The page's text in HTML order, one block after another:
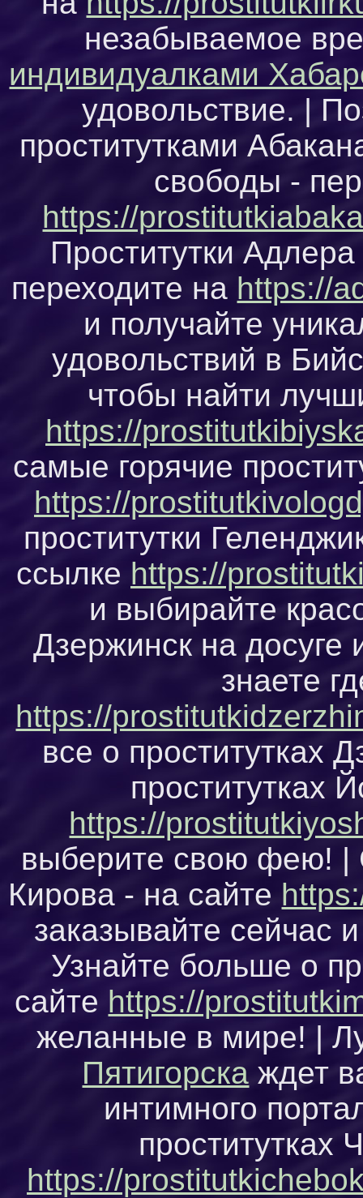
незабываемое
индивидуалками
удовольствие. |
проститутками
свободы -
https://
Проститутки
переходите на https://
и получайте
удовольствий в
чтобы найти
https://
самые горячие
https://
проститутки
ссылке https://
и выбирайте
Дзержинск на досуге
знаете
https://
все о проститутках
проститутках
https://
выберите свою фею! |
Кирова - на сайте
заказывайте сейчас
Узнайте больше о
сайте https://
желанные в мире! |
Пятигорска ждет
интимного
проститутках
https://